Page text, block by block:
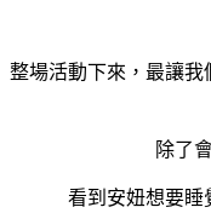
整場活動下來，最讓
除了
看到安妞想要睡